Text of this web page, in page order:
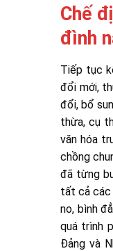
Chế
đình
Tiếp tục
đổi mới,
đổi, bổ
thừa, cụ
văn hóa
chồng
đã từng
tất cả các
no, bình
quá trình
Đảng và